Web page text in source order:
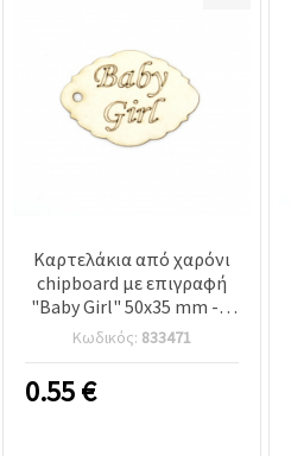
άλλων με
τη βοήθεια
συμφωνήσετε
χρησιμοποιήσετε
cookies
κάνοντας
κλικ στον
Καρτελάκια από χαρόνι
chipboard με επιγραφή
"Baby Girl" 50x35 mm - 4
τεμάχια
Κωδικός: 833471
0.55€